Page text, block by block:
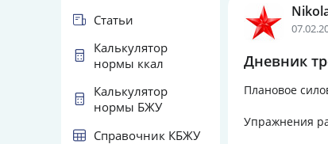
Дневник
Плановое
Упражнения
Статьи
Калькулятор
нормы ккал
Калькулятор
нормы БЖУ
Справочник КБЖУ